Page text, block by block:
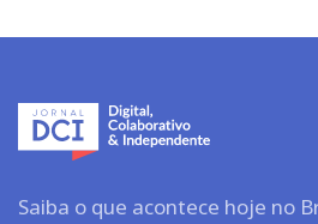
Saiba o que acontece hoje no